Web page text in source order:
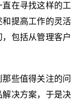
在寻找这样的工
提高工作的灵活
包括从管理客户
些值得关注的问
决方案，于是决